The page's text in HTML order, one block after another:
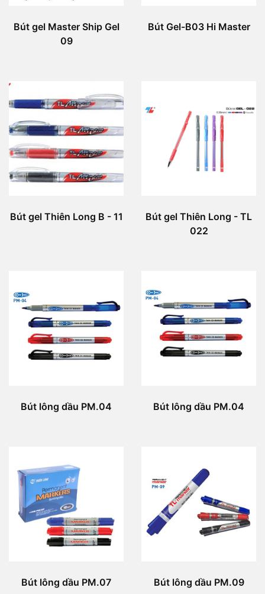
Bút gel Master Ship Gel
09
Bút Gel-B03 Hi Master
Bút gel Thiên Long B - 11
Bút gel Thiên Long - TL
022
Bút lông dầu PM.04 Bút lông dầu PM.04
Bút lông dầu PM.07 Bút lông dầu PM.09